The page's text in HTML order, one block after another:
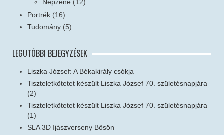
Népzene (12)
Portrék (16)
Tudomány (5)
LEGUTÓBBI BEJEGYZÉSEK
Liszka József: A Békakirály csókja
Tiszteletkötetet készült Liszka József 70. születésnapjára
(2)
Tiszteletkötetet készült Liszka József 70. születésnapjára
(1)
SLA 3D íjászverseny Bősön